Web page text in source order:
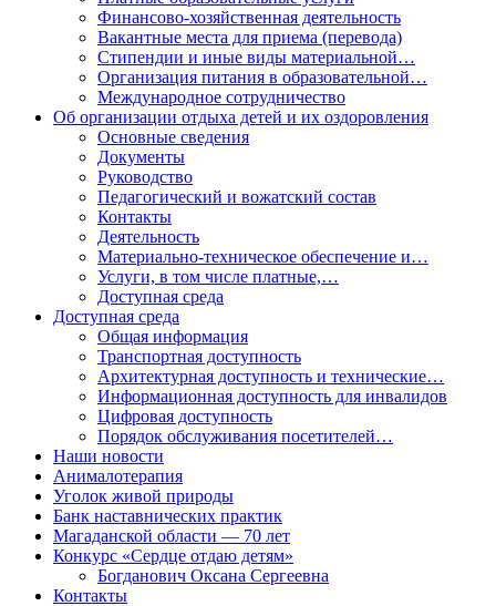
Финансово-хозяйственная деятельность
Вакантные места для приема (перевода)
Стипендии и иные виды материальной…
Организация питания в образовательной…
Международное сотрудничество
Об организации отдыха детей и их оздоровления
Основные сведения
Документы
Руководство
Педагогический и вожатский состав
Контакты
Деятельность
Материально-техническое обеспечение и…
Услуги, в том числе платные,…
Доступная среда
Доступная среда
Общая информация
Транспортная доступность
Архитектурная доступность и технические…
Информационная доступность для инвалидов
Цифровая доступность
Порядок обслуживания посетителей…
Наши новости
Анималотерапия
Уголок живой природы
Банк наставнических практик
Магаданской области — 70 лет
Конкурс «Сердце отдаю детям»
Богданович Оксана Сергеевна
Контакты